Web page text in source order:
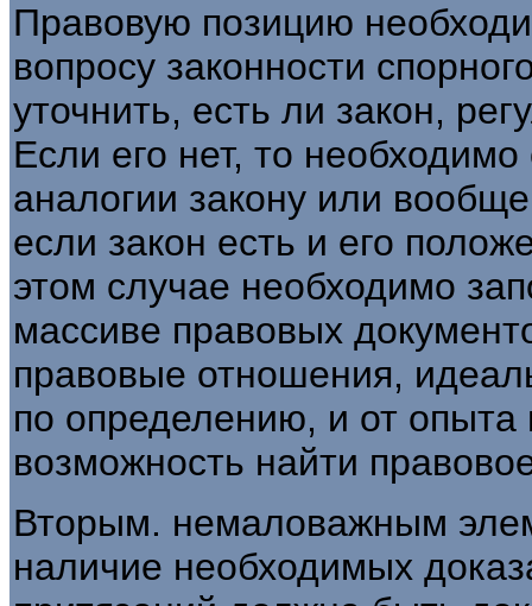
Правовую позицию
вопросу законности
уточнить, есть ли закон,
Если его нет, то
аналогии зако­ну или
если закон есть и его
этом случае необ­ходимо
массиве право­вых
правовые от­ношения,
по опреде­лению, и от опыта
возмож­ность найти
Вторым. немаловажным
наличие необходимых